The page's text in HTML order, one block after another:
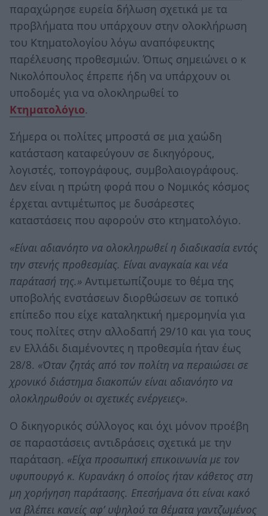
παραχώρησε ευρεία δήλωση σχετικά με τα
προβλήματα που υπάρχουν στην ολοκλήρωση
του Κτηματολογίου λόγω αναπόφευκτης
παρέλευσης προθεσμιών. Όπως σημειώνει ο κ
Νικολόπουλος έπρεπε ήδη να υπάρχουν οι
υποδομές για να ολοκληρωθεί το
Κτηματολόγιο.
Σήμερα οι πολίτες μπροστά σε μια χαώδη
κατάσταση καταφεύγουν σε δικηγόρους,
λογιστές, τοπογράφους, συμβολαιογράφους.
Δεν είναι η πρώτη φορά που ο Νομικός κόσμος
έρχεται αντιμέτωπος με δυσάρεστες
καταστάσεις που αφορούν στο κτηματολόγιο.
«Είναι αδιανόητο να ολοκληρωθεί η διαδικασία εντός
την στενής προθεσμίας. Είναι αναγκαία και νέα
παράτασή της.» Αντιμετωπίζουμε το θέμα της
υποβολής ενστάσεων διορθώσεων σε τοπικό
επίπεδο που είχε καταληκτική ημερομηνία για
τους πολίτες στην αλλοδαπή 29/10 και για τους
εν Ελλάδι διαμένοντες η προθεσμία ήταν έως
28/8. «Όταν ζητάς από τον πολίτη να περαιώσει σε
χρονικό διάστημα διακοπών είναι αδιανόητο να
ολοκληρωθούν οι σχετικές ενέργειες».
Ο δικηγορικός σύλλογος και όχι μόνον προέβη
σε παραστάσεις αντιδράσεις σχετικά με την
παράταση. «Είχα προσωπική επικοινωνία με τον
υφυπουργό κ. Κυρανάκη ό οποίος ήταν κάθετος στη
μη χορήγηση παράτασης. Επεσήμανα ότι είναι κακό
να βλέπει κανείς αφ’ υψηλού τα θέματα γαντζωμένος